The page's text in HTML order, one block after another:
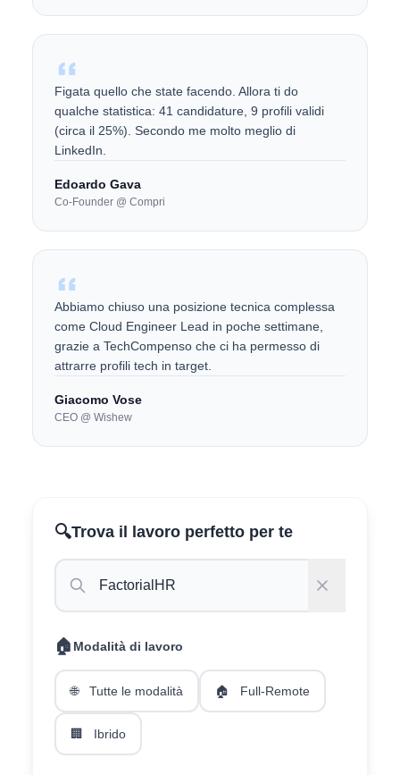
Figata quello che state facendo. Allora ti do
qualche statistica: 41 candidature, 9 profili validi
(circa il 25%). Secondo me molto meglio di
LinkedIn.
Edoardo Gava
Co-Founder @ Compri
Abbiamo chiuso una posizione tecnica complessa
come Cloud Engineer Lead in poche settimane,
grazie a TechCompenso che ci ha permesso di
attrarre profili tech in target.
Giacomo Vose
CEO @ Wishew
🔍Trova il lavoro perfetto per te
🏠 Modalità di lavoro
🌐 Tutte le modalità 🏠 Full-Remote
🏢 Ibrido